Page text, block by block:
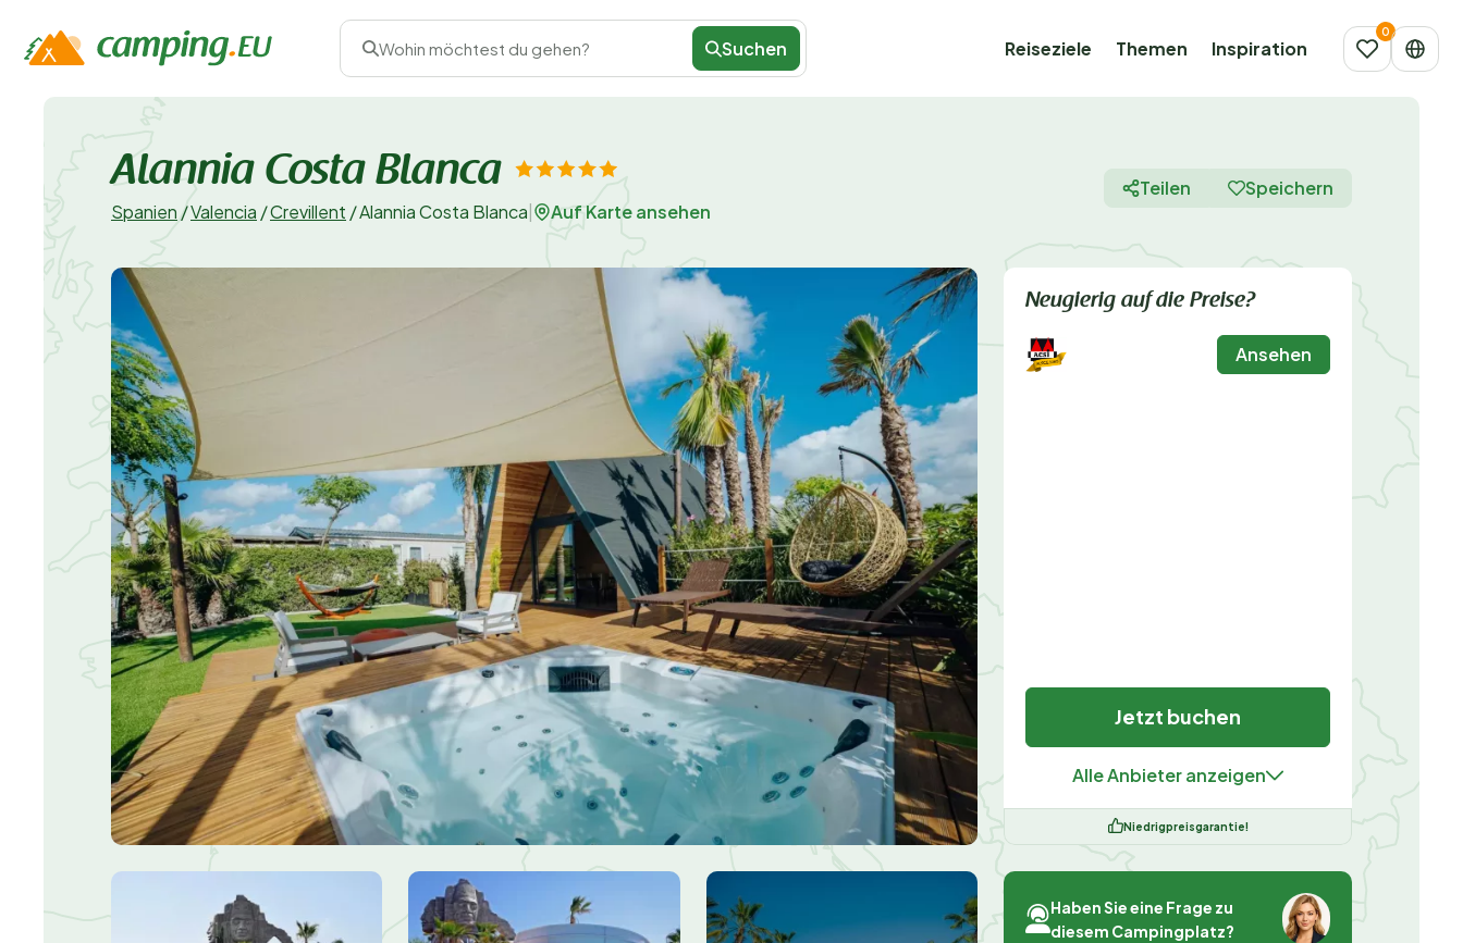
Wohin möchtest du gehen? Suchen Reiseziele Themen Inspiration
Alannia Costa Blanca
Spanien /Valencia /Crevillent /Alannia Costa Blanca Auf Karte ansehen
Teilen Speichern
Neugierig auf die Preise?
Ansehen
Jetzt buchen
Alle Anbieter anzeigen
Niedrigpreisgarantie!
Haben Sie eine Frage zu
diesem Campingplatz?